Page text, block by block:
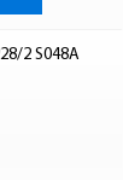
2 S048A